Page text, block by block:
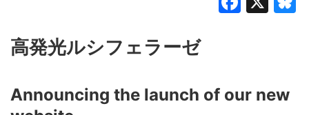
高発光ルシフェラーゼ
Announcing the launch of our new